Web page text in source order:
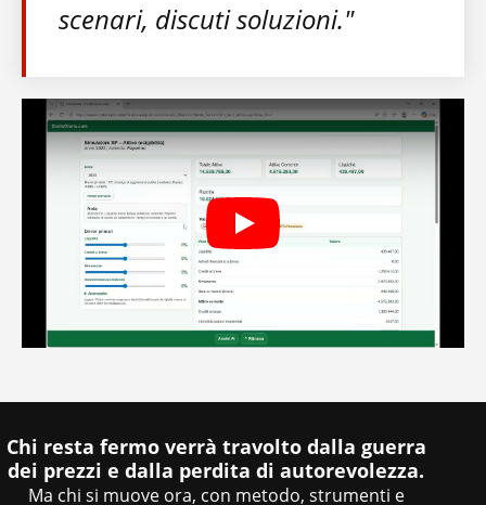
scenari, discuti soluzioni."
Play
Chi resta fermo verrà travolto dalla guerra
dei prezzi e dalla perdita di autorevolezza.
Ma chi si muove ora, con metodo, strumenti e